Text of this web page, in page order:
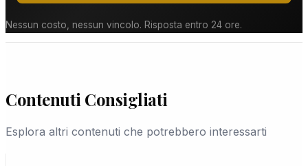
Nessun costo, nessun vincolo. Risposta entro 24 ore.
Contenuti Consigliati
Esplora altri contenuti che potrebbero interessarti